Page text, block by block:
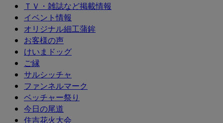
ＴＶ・雑誌など掲載情報
イベント情報
オリジナル細工蒲鉾
お客様の声
けいまドッグ
ご縁
サルシッチャ
ファンネルマーク
ベッチャー祭り
今日の尾道
住吉花火大会